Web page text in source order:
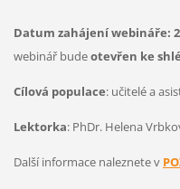
Datum zahájení webináře:
webinář budeotevřen ke
Cílová populace: učitelé a
Lektorka: PhDr. Helena
Další informace naleznete v